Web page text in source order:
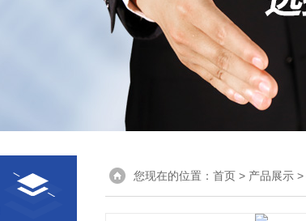
您现在的位置： 首页 > 产品展示 >